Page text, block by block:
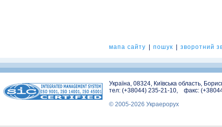
мапа сайту пошук зворотний
Україна, 08324, Київська область,
тел: (+38044) 235-21-10, факс:
© 2005-2026 Украерорух